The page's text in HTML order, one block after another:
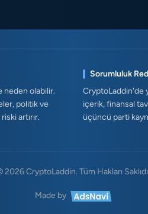
neden olabilir.
politik ve
artırır.
Sorumluluk
CryptoLaddin'de
içerik, finansal
üçüncü parti
2026 CryptoLaddin. Tüm Hakları
Made by